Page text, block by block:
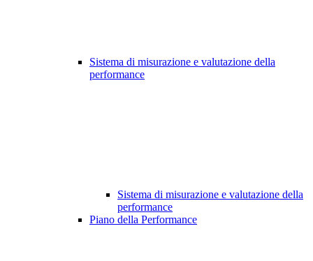
Sistema di misurazione e valutazione della
performance
Sistema di misurazione e valutazione della
performance
Piano della Performance